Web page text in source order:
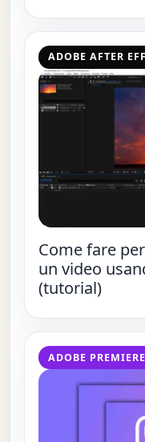
ADOBE AFTER
Come fare
un video
(tutorial)
ADOBE